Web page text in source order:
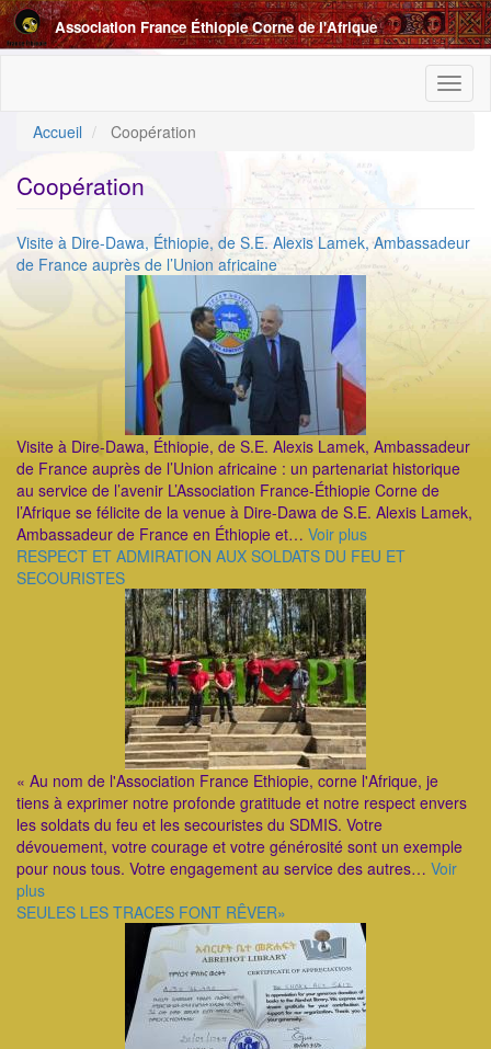
Aller
au
contenu
Association France Éthiopie Corne de l'Afrique
Accueil
Coopération
Coopération
Visite à Dire-Dawa, Éthiopie, de S.E. Alexis Lamek, Ambassadeur
de France auprès de l’Union africaine
Visite à Dire-Dawa, Éthiopie, de S.E. Alexis Lamek, Ambassadeur
de France auprès de l’Union africaine : un partenariat historique
au service de l’avenir L’Association France-Éthiopie Corne de
l’Afrique se félicite de la venue à Dire-Dawa de S.E. Alexis Lamek,
Ambassadeur de France en Éthiopie et… Voir plus
RESPECT ET ADMIRATION AUX SOLDATS DU FEU ET
SECOURISTES
« Au nom de l'Association France Ethiopie, corne l'Afrique, je
tiens à exprimer notre profonde gratitude et notre respect envers
les soldats du feu et les secouristes du SDMIS. Votre
dévouement, votre courage et votre générosité sont un exemple
pour nous tous. Votre engagement au service des autres… Voir
plus
SEULES LES TRACES FONT RÊVER»